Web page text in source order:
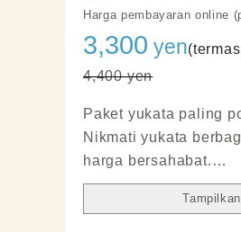
Harga pembayaran online
3,300 yen
4,400 yen
Paket yukata paling
Nikmati yukata
harga bersahabat.
Cocok untuk festival
jalan santai di kota.